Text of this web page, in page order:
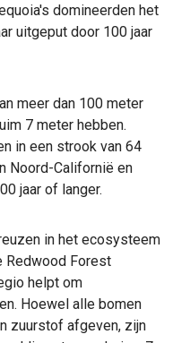
domineerden het
uitgeput door 100 jaar
meer dan 100 meter
7 meter hebben.
in een strook van 64
Noord-Californië en
jaar of langer.
in het ecosysteem
Redwood Forest
helpt om
Hoewel alle bomen
zuurstof afgeven, zijn